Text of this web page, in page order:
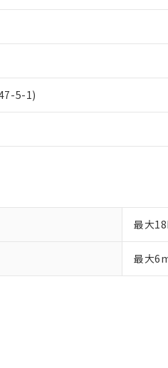
5-1)
最大
最大